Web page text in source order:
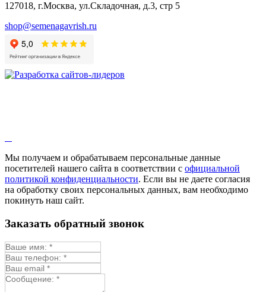
127018, г.Москва, ул.Складочная, д.3, стр 5
shop@semenagavrish.ru
Мы получаем и обрабатываем персональные данные
посетителей нашего сайта в соответствии с официальной
политикой конфиденциальности. Если вы не даете согласия
на обработку своих персональных данных, вам необходимо
покинуть наш сайт.
Заказать обратный звонок